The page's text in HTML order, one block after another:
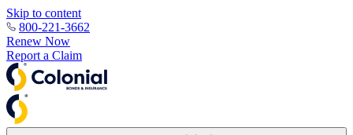
Skip to content
800-221-3662
Renew Now
Report a Claim